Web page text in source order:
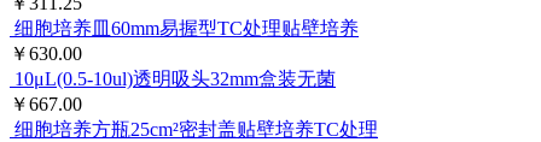
细胞培养皿60mm易握型TC处理贴壁培养
￥630.00
10μL(0.5-10ul)透明吸头32mm盒装无菌
￥667.00
细胞培养方瓶25cm²密封盖贴壁培养TC处理